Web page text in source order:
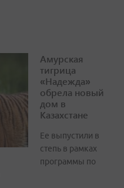
Амурская
тигрица
«Надежда»
обрела новый
дом в
Казахстане
Ее выпустили в
степь в рамках
программы по